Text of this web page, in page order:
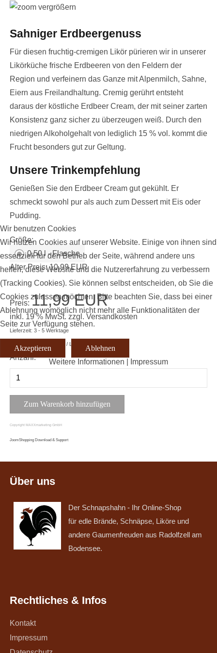
vergrößern
Sahniger Erdbeergenuss
Für diesen fruchtig-cremigen Likör pürieren wir in unserer
Likörküche frische Erdbeeren von den Feldern der
Region und verfeinern das Ganze mit Alpenmilch, Sahne,
Eiern aus Freilandhaltung. Cremig gerührt entsteht
daraus der köstliche Erdbeer Cream, der mit seiner zarten
Konsistenz ganz sicher zu überzeugen weiß. Durch den
niedrigen Alkoholgehalt von lediglich 15 % vol. kommt die
Frucht besonders gut zur Geltung.
Unsere Trinkempfehlung
Genießen Sie den Erdbeer Cream gut gekühlt. Er
schmeckt sowohl pur als auch zum Dessert mit Eis oder
Pudding.
Größe:
0,50 l - Flasche
Alter Preis:10,99 EUR
Preis: 11,99 EUR
inkl. 19 % MwSt. zzgl. Versandkosten
Lieferzeit: 3 - 5 Werktage
/ Liter
Anzahl:
Copyright MAXXmarketing GmbH
JoomShopping Download & Support
Über uns
Der Schnapshahn - Ihr Online-Shop
für edle Brände, Schnäpse, Liköre und
andere Gaumenfreuden aus Radolfzell am
Bodensee.
Rechtliches & Infos
Kontakt
Impressum
Wir benutzen Cookies
Wir nutzen Cookies auf unserer Website. Einige von ihnen sind
essenziell für den Betrieb der Seite, während andere uns
helfen, diese Website und die Nutzererfahrung zu verbessern
(Tracking Cookies). Sie können selbst entscheiden, ob Sie die
Cookies zulassen möchten. Bitte beachten Sie, dass bei einer
Ablehnung womöglich nicht mehr alle Funktionalitäten der
Seite zur Verfügung stehen.
Akzeptieren
Ablehnen
Weitere Informationen
Impressum